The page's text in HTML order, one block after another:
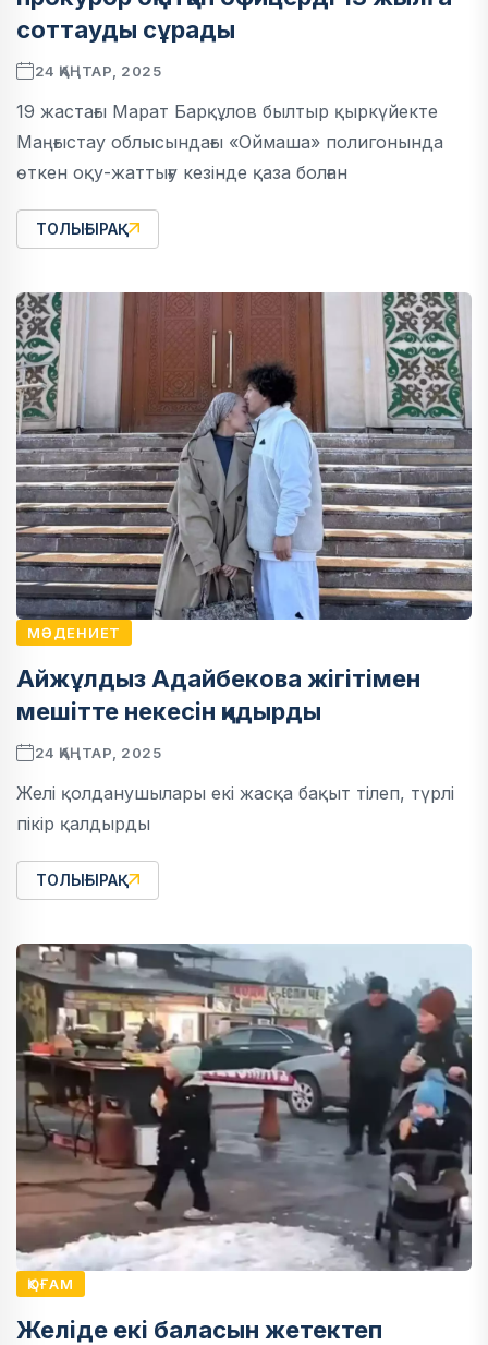
соттауды сұрады
24 ҚАҢТАР, 2025
19 жастағы Марат Барқұлов былтыр қыркүйекте
Маңғыстау облысындағы «Оймаша» полигонында
өткен оқу-жаттығу кезінде қаза болған
ТОЛЫҒЫРАҚ
МӘДЕНИЕТ
Айжұлдыз Адайбекова жігітімен
мешітте некесін қидырды
24 ҚАҢТАР, 2025
Желі қолданушылары екі жасқа бақыт тілеп, түрлі
пікір қалдырды
ТОЛЫҒЫРАҚ
ҚОҒАМ
Желіде екі баласын жетектеп